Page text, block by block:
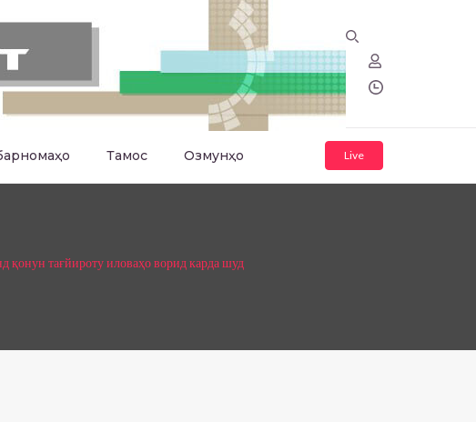
Тамос Озмунҳо Live
тағйироту иловаҳо ворид карда шуд